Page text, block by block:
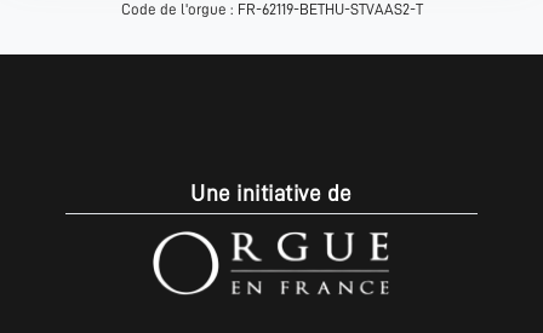
Code de l'orgue : FR-62119-BETHU-STVAAS2-T
Une initiative de